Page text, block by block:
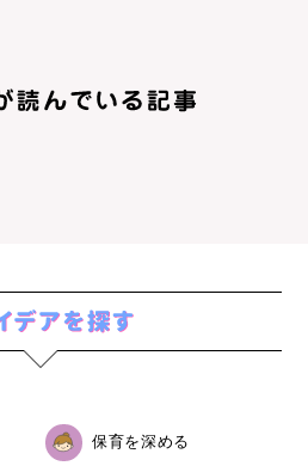
保育を深める